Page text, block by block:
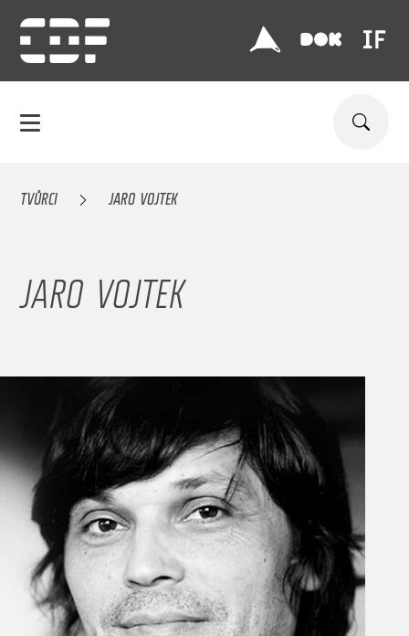
TVŮRCI JARO VOJTEK
JARO VOJTEK